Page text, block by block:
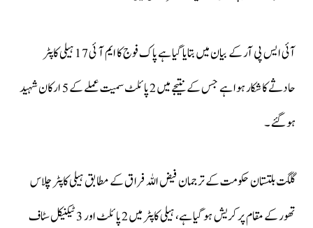
آئی ایس پی آر کے بیان میں بتایا گیا ہے پاک فوج کا ایم آ ئی 17 ہیلی کاپٹر
حادثے کا شکار ہوا ہے جس کے نتیجے میں 2 پائلٹ سمیت عملے کے 5 ارکان شہید
ہو گئے ۔
گلگت بلتستان حکومت کے ترجمان فیض اللہ فراق کے مطابق ہیلی کاپٹر چلاس
تھور کے مقام پر کریش ہو گیا ہے، ہیلی کاپٹر میں 2 پائلٹ اور 3 ٹیکنیکل سٹاف